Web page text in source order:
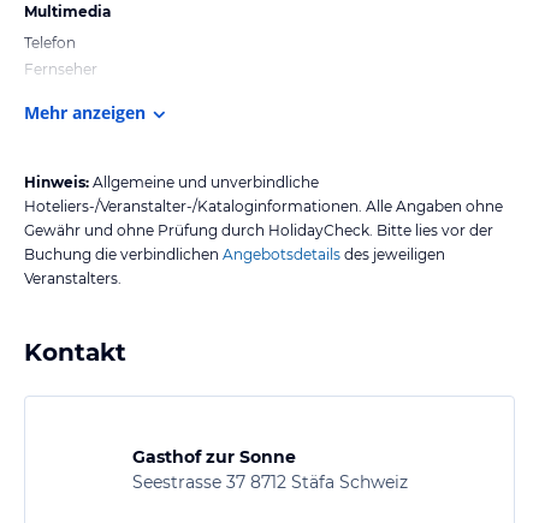
Multimedia
Telefon
Fernseher
Mehr anzeigen
Hinweis: Allgemeine und unverbindliche
Hoteliers-/Veranstalter-/Kataloginformationen. Alle Angaben ohne
Gewähr und ohne Prüfung durch HolidayCheck. Bitte lies vor der
Buchung die verbindlichen Angebotsdetails des jeweiligen
Veranstalters.
Kontakt
Gasthof zur Sonne
Seestrasse 37 8712 Stäfa Schweiz